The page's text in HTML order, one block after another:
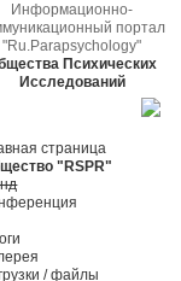
Информационно-
портал
"Ru.Parapsychology"
Психических
Исследований
страница
"RSPR"
/файлы